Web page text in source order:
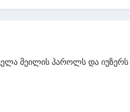
მეილის პაროლს და იუზერს